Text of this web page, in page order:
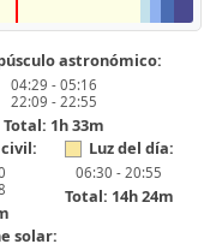
astronómico:
04:29 - 05:16
22:09 - 22:55
Total: 1h 33m
Luz del día:
06:30 - 20:55
Total: 14h 24m
solar: